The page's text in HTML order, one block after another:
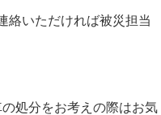
絡いただければ被災担当
処分をお考えの際はお気